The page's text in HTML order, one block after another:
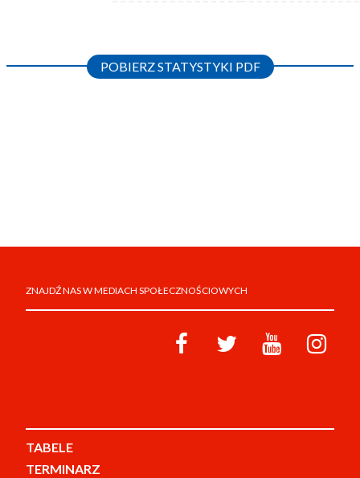
POBIERZ STATYSTYKI PDF
ZNAJDŹ NAS W MEDIACH SPOŁECZNOŚCIOWYCH
TABELE
TERMINARZ